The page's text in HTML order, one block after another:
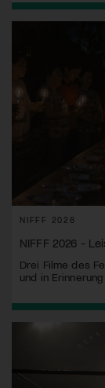
NIFFF 2026
NIFFF 2026 -
Drei Filme des
und in